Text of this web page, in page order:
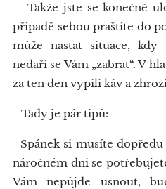
Takže jste se konečně
případě sebou praštíte do
může nastat situace,
nedaří se Vám „zabrat“. V
za ten den vypili káv a
Tady je pár tipů:
Spánek si musíte
náročném dni se
Vám nepůjde usnout,